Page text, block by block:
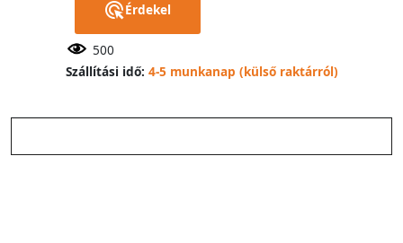
Érdekel
500
Szállítási idő: 4-5 munkanap (külső raktárról)